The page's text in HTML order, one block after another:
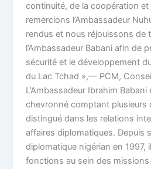
continuité, de la coopération
remercions l’Ambassadeur
rendus et nous réjouissons de
l’Ambassadeur Babani afin de
sécurité et le développement
du Lac Tchad »,— PCM,
L’Ambassadeur Ibrahim
chevronné comptant plusieurs
distingué dans les relations
affaires diplomatiques. Depuis
diplomatique nigérian en 1997,
fonctions au sein des